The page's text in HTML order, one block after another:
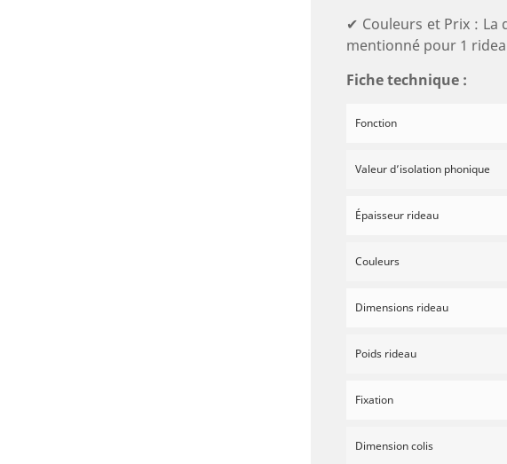
✔ Couleurs et Prix : La
mentionné pour 1
Fiche technique :
Fonction
Valeur d’isolation phonique
Épaisseur rideau
Couleurs
Dimensions rideau
Poids rideau
Fixation
Dimension colis